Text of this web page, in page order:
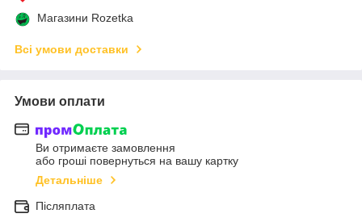
Магазини Rozetka
Всі умови доставки
Умови оплати
Ви отримаєте замовлення
або гроші повернуться на вашу картку
Детальніше
Післяплата